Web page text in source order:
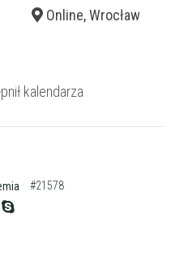
Online, Wrocław
kalendarza
#21578